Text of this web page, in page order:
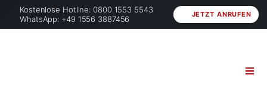
Kostenlose Hotline: 0800 1553 5543
WhatsApp: +49 1556 3887456
JETZT ANRUFEN